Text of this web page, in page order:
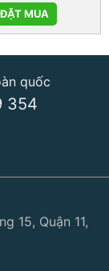
ĐẶT MUA
quốc
354
15, Quận 11,